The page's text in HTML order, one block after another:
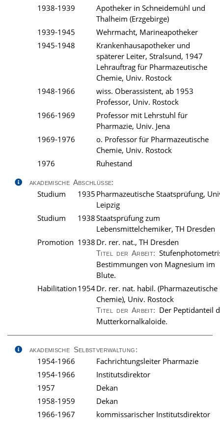
1938-1939
Apotheker in Schneidemühl und
Thalheim (Erzgebirge)
1939-1945
Wehrmacht, Marineapotheker
1945-1948
Krankenhausapotheker und
späterer Leiter, Stralsund, 1947
Lehrauftrag für Pharmazeutische
Chemie, Univ. Rostock
1948-1966
wiss. Oberassistent, ab 1953
Professor, Univ. Rostock
1966-1969
Professor mit Lehrstuhl für
Pharmazie, Univ. Jena
1969-1976
o. Professor für Pharmazeutische
Chemie, Univ. Rostock
1976
Ruhestand
akademische Abschlüsse:
Studium 1935 Pharmazeutische Staatsprüfung,
Leipzig
Studium
1938Staatsprüfung zum
Lebensmittelchemiker, TH Dresden
Promotion 1938 Dr. rer. nat., TH Dresden
Titel der Arbeit:
Bestimmungen von Magnesium im
Blute.
Habilitation 1954Dr. rer. nat. habil. (Pharmazeutische
Chemie), Univ. Rostock
Titel der Arbeit: Der Peptidanteil
Mutterkornalkaloide.
akademische Selbstverwaltung:
1954-1966
Fachrichtungsleiter Pharmazie
1954-1966
Institutsdirektor
1957
Dekan
1958-1959
Dekan
1966-1967
kommissarischer Institutsdirektor